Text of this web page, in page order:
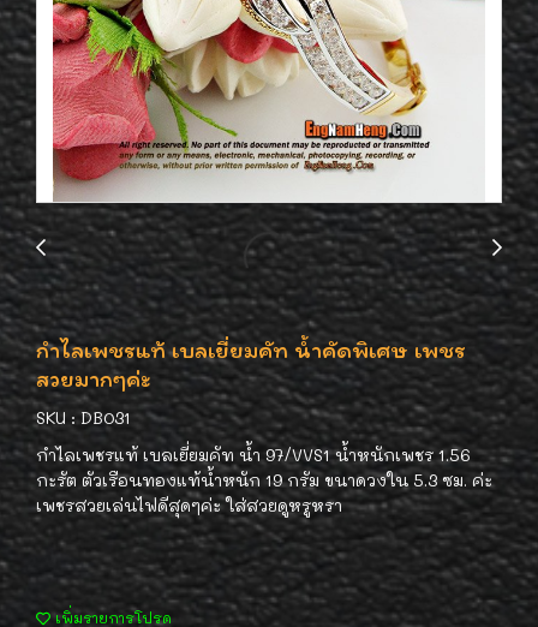
กำไลเพชรแท้ เบลเยี่ยมคัท น้ำคัดพิเศษ เพชร
สวยมากๆค่ะ
SKU : DB031
กำไลเพชรแท้ เบลเยี่ยมคัท น้ำ 97/VVS1 น้ำหนักเพชร 1.56
กะรัต ตัวเรือนทองแท้น้ำหนัก 19 กรัม ขนาดวงใน 5.3 ซม. ค่ะ
เพชรสวยเล่นไฟดีสุดๆค่ะ ใส่สวยดูหรูหรา
เพิ่มรายการโปรด